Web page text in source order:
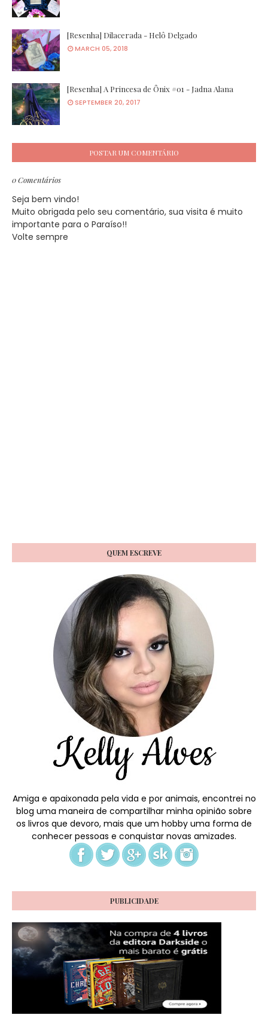
[Resenha] Dilacerada - Helô Delgado
MARCH 05, 2018
[Resenha] A Princesa de Ônix #01 - Jadna Alana
SEPTEMBER 20, 2017
POSTAR UM COMENTÁRIO
0 Comentários
Seja bem vindo!
Muito obrigada pelo seu comentário, sua visita é muito
importante para o Paraíso!!
Volte sempre
QUEM ESCREVE
Amiga e apaixonada pela vida e por animais, encontrei no
blog uma maneira de compartilhar minha opinião sobre
os livros que devoro, mais que um hobby uma forma de
conhecer pessoas e conquistar novas amizades.
PUBLICIDADE